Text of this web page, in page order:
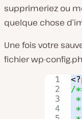
supprimeriez ou
quelque chose
Une fois votre
fichier wp-